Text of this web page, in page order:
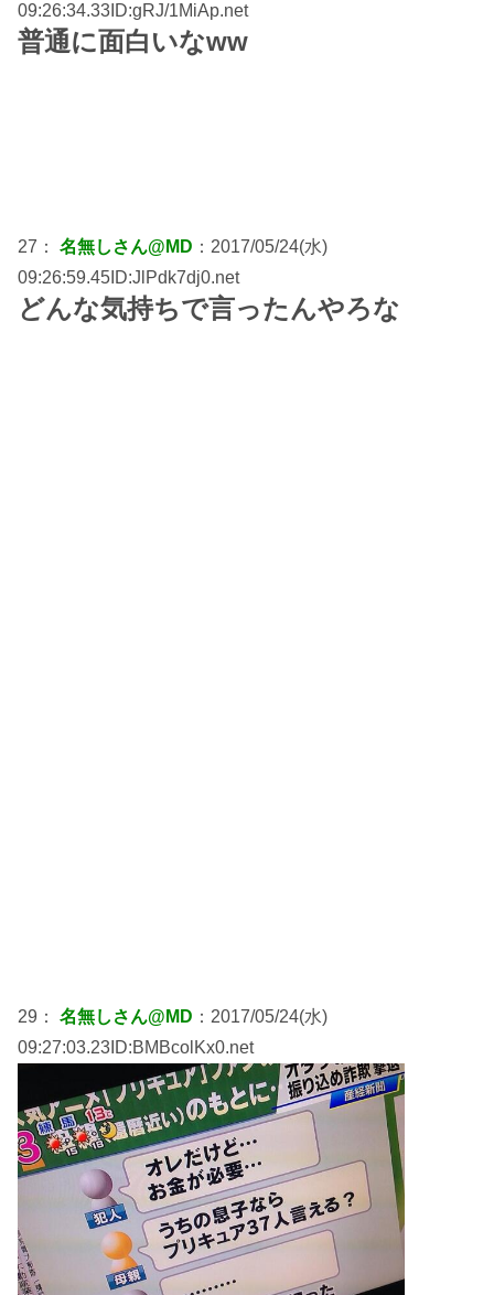
09:26:34.33ID:gRJ/1MiAp.net
普通に面白いなww
27： 名無しさん@MD ：2017/05/24(水)
09:26:59.45ID:JlPdk7dj0.net
どんな気持ちで言ったんやろな
29： 名無しさん@MD ：2017/05/24(水)
09:27:03.23ID:BMBcolKx0.net